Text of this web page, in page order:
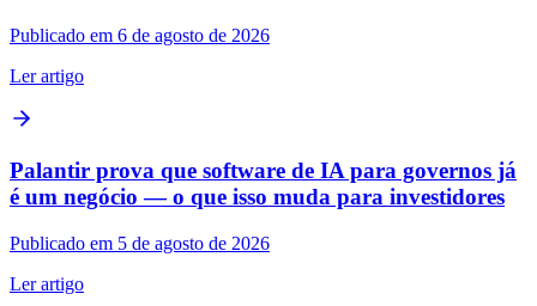
Publicado em 6 de agosto de 2026
Ler artigo
Palantir prova que software de IA para governos já
é um negócio — o que isso muda para investidores
Publicado em 5 de agosto de 2026
Ler artigo